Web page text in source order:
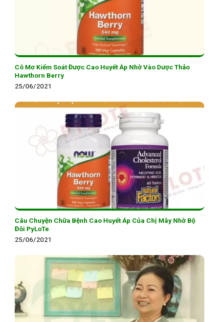
Cô Mơ Kiểm Soát Được Cao Huyết Áp Nhờ Vào Dược Thảo
Hawthorn Berry
25/06/2021
Câu Chuyện Chữa Bệnh Cao Huyết Áp Của Chị Mây Nhờ Bộ
Đôi PyLoTe
25/06/2021